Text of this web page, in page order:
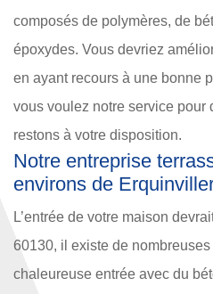
composés de polymères, de
époxydes. Vous devriez
en ayant recours à une bonne
vous voulez notre service pour
restons à votre disposition.
Notre entreprise
environs de
L’entrée de votre maison
60130, il existe de
chaleureuse entrée avec du